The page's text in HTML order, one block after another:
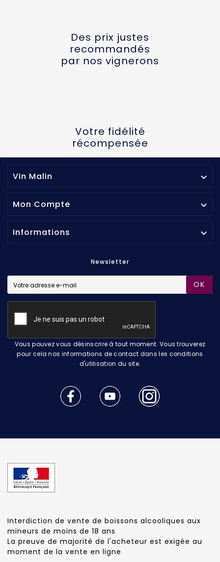
Des prix justes
recommandés
par nos vignerons
Votre fidélité
récompensée
Vin Malin 
Mon Compte 
Informations 
Newsletter
OK
Vous pouvez vous désinscrire à tout moment. Vous trouverez
pour cela nos informations de contact dans les conditions
d'utilisation du site.
Interdiction de vente de boissons alcooliques aux
mineurs de moins de 18 ans
La preuve de majorité de l'acheteur est exigée au
moment de la vente en ligne